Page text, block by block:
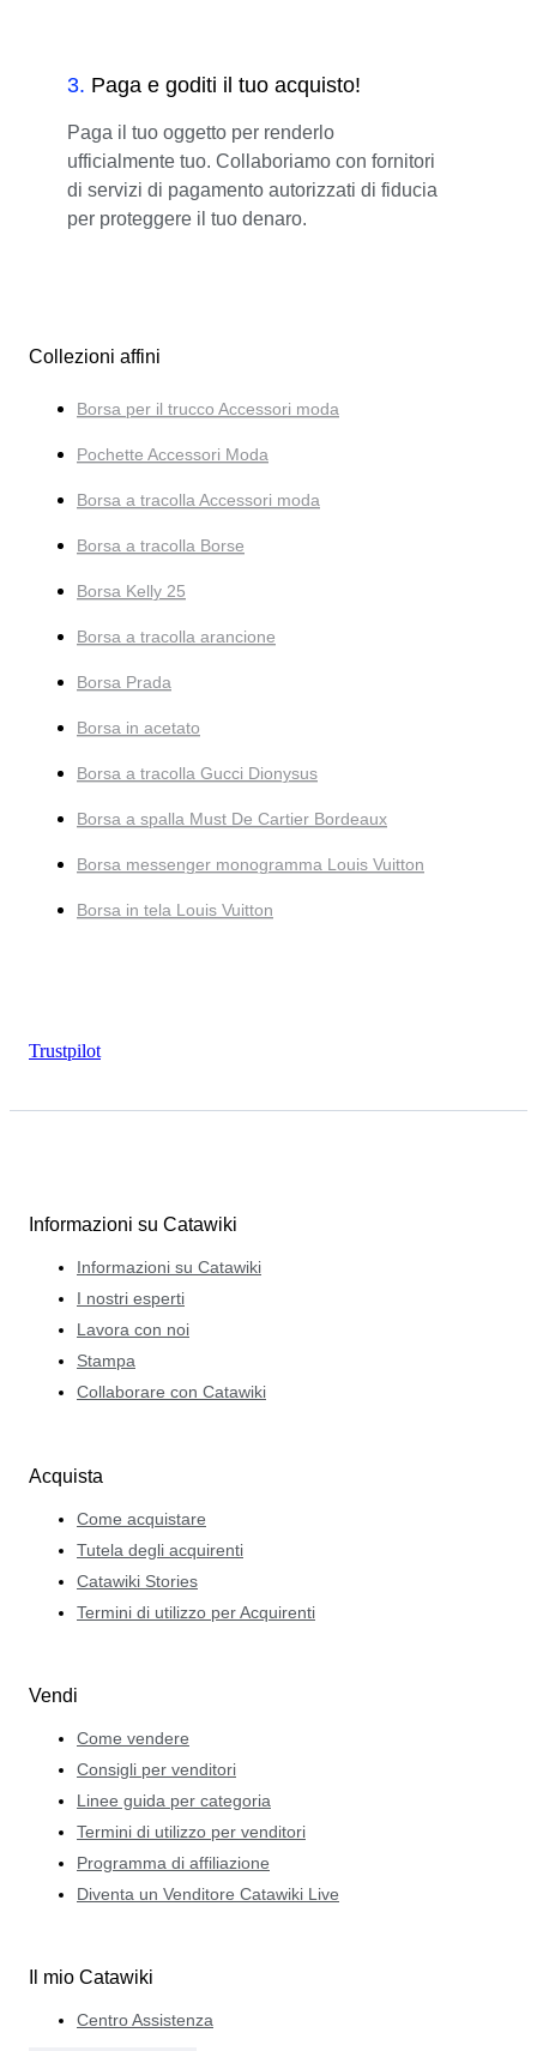
3. Paga e goditi il tuo acquisto!
Paga il tuo oggetto per renderlo
ufficialmente tuo. Collaboriamo con fornitori
di servizi di pagamento autorizzati di fiducia
per proteggere il tuo denaro.
Collezioni affini
Borsa per il trucco Accessori moda
Pochette Accessori Moda
Borsa a tracolla Accessori moda
Borsa a tracolla Borse
Borsa Kelly 25
Borsa a tracolla arancione
Borsa Prada
Borsa in acetato
Borsa a tracolla Gucci Dionysus
Borsa a spalla Must De Cartier Bordeaux
Borsa messenger monogramma Louis Vuitton
Borsa in tela Louis Vuitton
Trustpilot
Informazioni su Catawiki
Informazioni su Catawiki
I nostri esperti
Lavora con noi
Stampa
Collaborare con Catawiki
Acquista
Come acquistare
Tutela degli acquirenti
Catawiki Stories
Termini di utilizzo per Acquirenti
Vendi
Come vendere
Consigli per venditori
Linee guida per categoria
Termini di utilizzo per venditori
Programma di affiliazione
Diventa un Venditore Catawiki Live
Il mio Catawiki
Centro Assistenza